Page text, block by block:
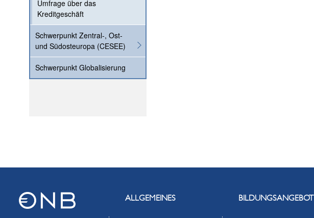
Umfrage über das
Kreditgeschäft
Schwerpunkt Zentral-, Ost-
und Südosteuropa (CESEE)
Schwerpunkt Globalisierung
ALLGEMEINES BILDUNGSANGEBOT